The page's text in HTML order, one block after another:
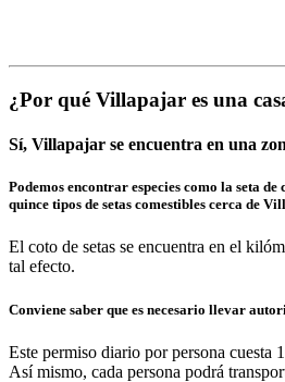
¿Por qué Villapajar es una
Sí, Villapajar se encuentra en una
Podemos encontrar especies como la seta
quince tipos de setas comestibles cerca de
El coto de setas se encuentra en el
tal efecto.
Conviene saber que es necesario llevar
Este permiso diario por persona cuesta
Así mismo, cada persona podrá